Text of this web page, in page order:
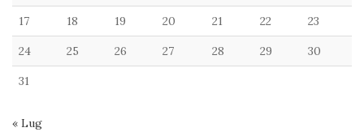
17 18 19 20 21 22 23
24 25 26 27 28 29 30
31
« Lug